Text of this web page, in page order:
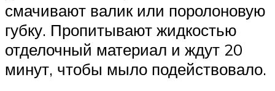
смачивают валик или поролоновую
губку. Пропитывают жидкостью
отделочный материал и ждут 20
минут, чтобы мыло подействовало.